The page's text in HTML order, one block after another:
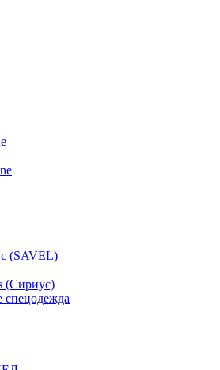
(SAVEL)
(Сириус)
спецодежда